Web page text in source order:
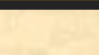
Ηλιόπουλο: